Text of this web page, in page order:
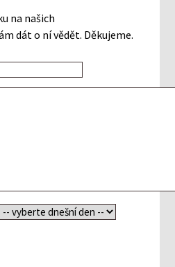
na našich
dát o ní vědět. Děkujeme.